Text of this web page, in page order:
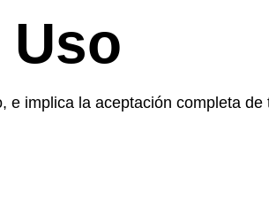
implica la aceptación completa